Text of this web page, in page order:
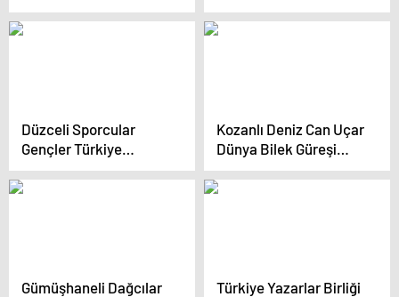
Üniversitesi
Öğrencileri 2024’ün İlk
“Türkiye’ki yabancı
sayısı” açıklaması
Düzceli Sporcular
Gençler Türkiye
Taekwondo
Şampiyonasında 2
Kozanlı Deniz Can Uçar
Dünya Bilek Güreşi
Şampiyonası’nda
Birinci Oldu
Gümüşhaneli Dağcılar
Türkiye Yazarlar Birliği